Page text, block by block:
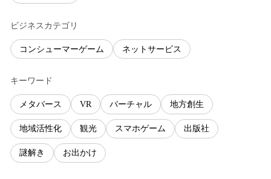
ビジネスカテゴリ
コンシューマーゲーム ネットサービス
キーワード
メタバース VR バーチャル 地方創生
地域活性化 観光 スマホゲーム 出版社
謎解き お出かけ